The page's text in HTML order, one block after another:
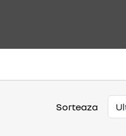
Sorteaza